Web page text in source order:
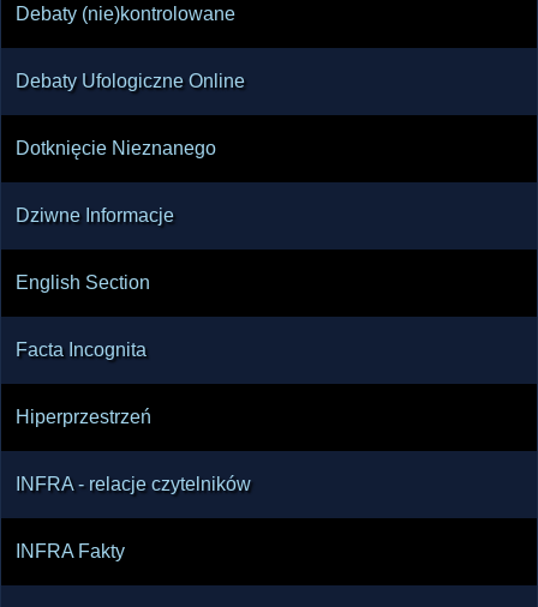
Debaty (nie)kontrolowane
Debaty Ufologiczne Online
Dotknięcie Nieznanego
Dziwne Informacje
English Section
Facta Incognita
Hiperprzestrzeń
INFRA - relacje czytelników
INFRA Fakty